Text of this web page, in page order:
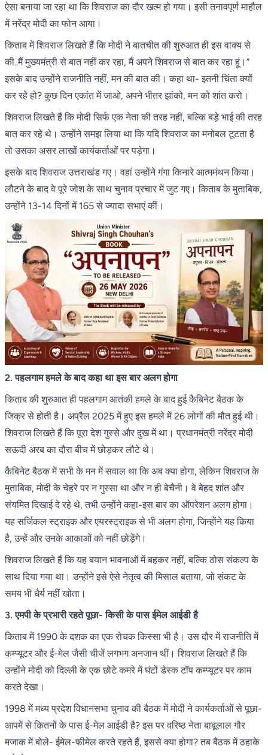
ऐसा बनाया जा रहा था कि शिवराज का दौर खत्म हो गया। इसी तनावपूर्ण माहौल
में नरेंद्र मोदी का फोन आया।
किताब में शिवराज लिखते हैं कि मोदी ने बातचीत की शुरुआत ही इस वाक्य से
की..मैं मुख्यमंत्री से बात नहीं कर रहा, मैं अपने शिवराज से बात कर रहा हूं।”
इसके बाद उन्होंने राजनीति नहीं, मन की बात की। कहा था- इतनी चिंता क्यों
कर रहे हो? कुछ दिन एकांत में जाओ, अपने भीतर झांको, मन को शांत करो।
शिवराज लिखते हैं कि मोदी सिर्फ एक नेता की तरह नहीं, बल्कि बड़े भाई की तरह
बात कर रहे थे। उन्होंने समझ लिया था कि यदि शिवराज का मनोबल टूटता है
तो उसका असर लाखों कार्यकर्ताओं पर पड़ेगा।
इसके बाद शिवराज उत्तराखंड गए। वहां उन्होंने गंगा किनारे आत्ममंथन किया।
लौटने के बाद वे पूरे जोश के साथ चुनाव प्रचार में जुट गए। किताब के मुताबिक,
उन्होंने 13-14 दिनों में 165 से ज्यादा सभाएं कीं।
2. पहलगाम हमले के बाद कहा था इस बार अलग होगा
किताब की शुरुआत ही पहलगाम आतंकी हमले के बाद हुई कैबिनेट बैठक के
जिक्र से होती है। अप्रैल 2025 में हुए इस हमले में 26 लोगों की मौत हुई थी।
शिवराज लिखते हैं कि पूरा देश गुस्से और दुख में था। प्रधानमंत्री नरेंद्र मोदी
सऊदी अरब का दौरा बीच में छोड़कर लौटे थे।
कैबिनेट बैठक में सभी के मन में सवाल था कि अब क्या होगा, लेकिन शिवराज के
मुताबिक, मोदी के चेहरे पर न गुस्सा था और न ही बेचैनी। वे बेहद शांत और
संयमित दिखाई दे रहे थे, तभी उन्होंने कहा-इस बार का ऑपरेशन अलग होगा।
यह सर्जिकल स्ट्राइक और एयरस्ट्राइक से भी अलग होगा, जिन्होंने यह किया
है, उन्हें और उनके आकाओं को नहीं छोड़ेंगे।
शिवराज लिखते हैं कि यह बयान भावनाओं में बहकर नहीं, बल्कि ठोस संकल्प के
साथ दिया गया था। उन्होंने इसे ऐसे नेतृत्व की मिसाल बताया, जो संकट के
समय भी धैर्य नहीं खोता।
3. एमपी के प्रभारी रहते पूछा- किसी के पास ईमेल आईडी है
किताब में 1990 के दशक का एक रोचक किस्सा भी है। उस दौर में राजनीति में
कम्प्यूटर और ई-मेल जैसी चीजें लगभग अनजान थीं। शिवराज लिखते हैं कि
उन्होंने मोदी को दिल्ली के एक छोटे कमरे में घंटों डेस्क टॉप कम्प्यूटर पर काम
करते देखा।
1998 में मध्य प्रदेश विधानसभा चुनाव की बैठक में मोदी ने कार्यकर्ताओं से पूछा-
आपमें से कितनों के पास ई-मेल आईडी है? इस पर वरिष्ठ नेता बाबूलाल गौर
मजाक में बोले- ईमेल-फीमेल करते रहते हैं, इससे क्या होगा? तब बैठक में ठहाके